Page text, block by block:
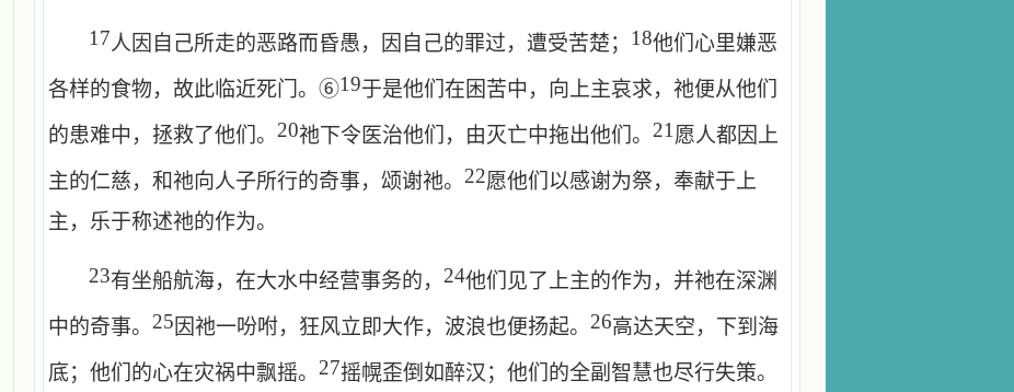
17人因自己所走的恶路而昏愚，因自己的罪过，遭受苦楚； 18他们心里嫌恶
各样的食物，故此临近死门。⑥19于是他们在困苦中，向上主哀求，祂便从他们
的患难中，拯救了他们。 20祂下令医治他们，由灭亡中拖出他们。 21 愿人都因上
主的仁慈，和祂向人子所行的奇事，颂谢祂。 22愿他们以感谢为祭，奉献于上
主，乐于称述祂的作为。
23有坐船航海，在大水中经营事务的， 24他们见了上主的作为，并祂在深渊
中的奇事。 25 因祂一吩咐，狂风立即大作，波浪也便扬起。 26高达天空，下到海
底；他们的心在灾祸中飘摇。 27摇幌歪倒如醉汉；他们的全副智慧也尽行失策。